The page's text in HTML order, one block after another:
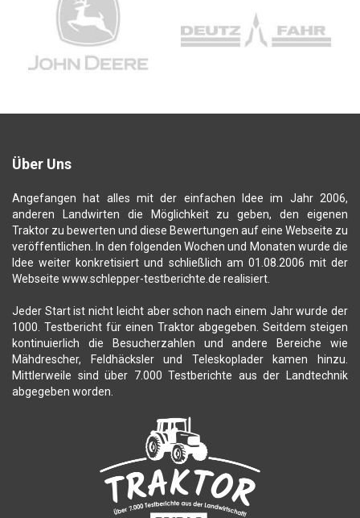
Über Uns
Angefangen hat alles mit der einfachen Idee im Jahr 2006,
anderen Landwirten die Möglichkeit zu geben, den eigenen
Traktor zu bewerten und diese Bewertungen auf eine Webseite zu
veröffentlichen. In den folgenden Wochen und Monaten wurde die
Idee weiter konkretisiert und schließlich am 01.08.2006 mit der
Webseite www.schlepper-testberichte.de realisiert.
Jeder Start ist nicht leicht aber schon nach einem Jahr wurde der
1000. Testbericht für einen Traktor abgegeben. Seitdem steigen
kontinuierlich die Besucherzahlen und andere Bereiche wie
Mähdrescher, Feldhäcksler und Teleskoplader kamen hinzu.
Mittlerweile sind über 7.000 Testberichte aus der Landtechnik
abgegeben worden.